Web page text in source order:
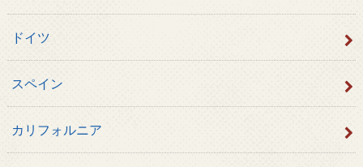
ドイツ
スペイン
カリフォルニア